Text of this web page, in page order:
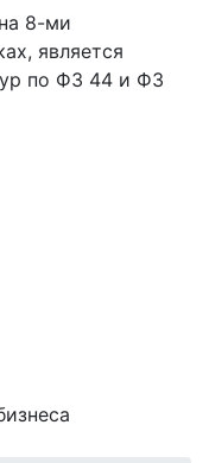
8-ми
является
по ФЗ 44 и ФЗ